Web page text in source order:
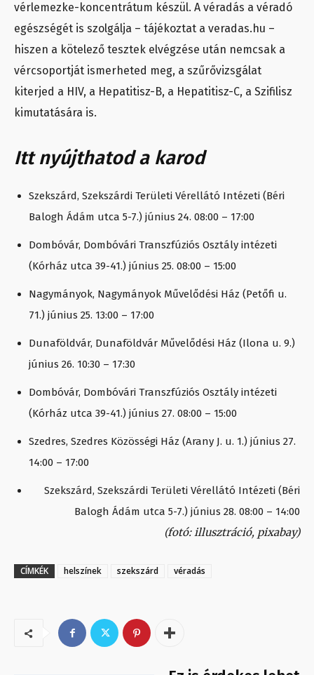
vérlemezke-koncentrátum készül. A véradás a véradó
egészségét is szolgálja – tájékoztat a veradas.hu –
hiszen a kötelező tesztek elvégzése után nemcsak a
vércsoportját ismerheted meg, a szűrővizsgálat
kiterjed a HIV, a Hepatitisz-B, a Hepatitisz-C, a Szifilisz
kimutatására is.
Itt nyújthatod a karod
Szekszárd, Szekszárdi Területi Vérellátó Intézeti (Béri
Balogh Ádám utca 5-7.) június 24. 08:00 – 17:00
Dombóvár, Dombóvári Transzfúziós Osztály intézeti
(Kórház utca 39-41.) június 25. 08:00 – 15:00
Nagymányok, Nagymányok Művelődési Ház (Petőfi u.
71.) június 25. 13:00 – 17:00
Dunaföldvár, Dunaföldvár Művelődési Ház (Ilona u. 9.)
június 26. 10:30 – 17:30
Dombóvár, Dombóvári Transzfúziós Osztály intézeti
(Kórház utca 39-41.) június 27. 08:00 – 15:00
Szedres, Szedres Közösségi Ház (Arany J. u. 1.) június 27.
14:00 – 17:00
Szekszárd, Szekszárdi Területi Vérellátó Intézeti (Béri
Balogh Ádám utca 5-7.) június 28. 08:00 – 14:00
(fotó: illusztráció, pixabay)
CÍMKÉK helszínek szekszárd véradás